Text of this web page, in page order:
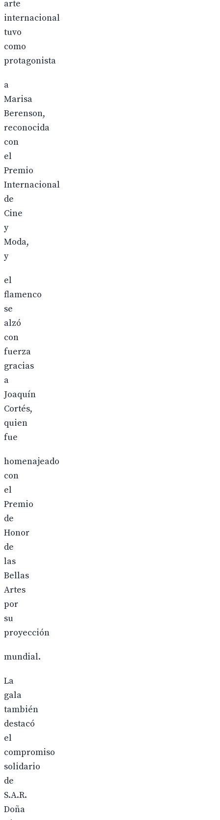
arte
internacional
tuvo
como
protagonista
a
Marisa
Berenson,
reconocida
con
el
Premio
Internacional
de
Cine
y
Moda,
y
el
flamenco
se
alzó
con
fuerza
gracias
a
Joaquín
Cortés,
quien
fue
homenajeado
con
el
Premio
de
Honor
de
las
Bellas
Artes
por
su
proyección
mundial.
La
gala
también
destacó
el
compromiso
solidario
de
S.A.R.
Doña